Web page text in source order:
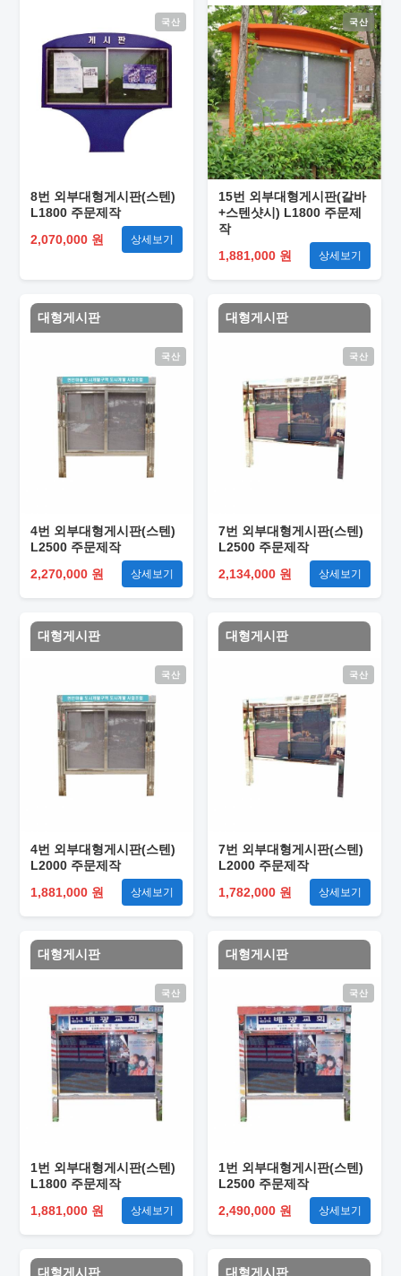
국산
8번 외부대형게시판(스텐)
L1800 주문제작
2,070,000 원
상세보기
국산
15번 외부대형게시판(갈바
+스텐샷시) L1800 주문제
작
1,881,000 원
상세보기
대형게시판
국산
4번 외부대형게시판(스텐)
L2500 주문제작
2,270,000 원
상세보기
대형게시판
국산
7번 외부대형게시판(스텐)
L2500 주문제작
2,134,000 원
상세보기
대형게시판
국산
4번 외부대형게시판(스텐)
L2000 주문제작
1,881,000 원
상세보기
대형게시판
국산
7번 외부대형게시판(스텐)
L2000 주문제작
1,782,000 원
상세보기
대형게시판
국산
1번 외부대형게시판(스텐)
L1800 주문제작
1,881,000 원
상세보기
대형게시판
국산
1번 외부대형게시판(스텐)
L2500 주문제작
2,490,000 원
상세보기
대형게시판 대형게시판